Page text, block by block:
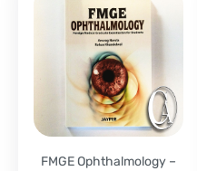
FMGE Ophthalmology –